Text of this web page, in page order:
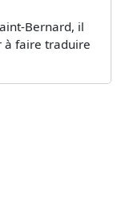
Bernard, il
à faire traduire